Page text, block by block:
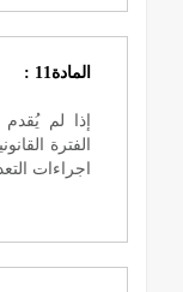
المادة11 :
إذا لم
اجراءات